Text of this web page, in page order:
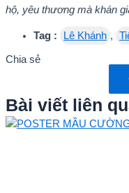
hộ, yêu thương mà khán
Tag : Lê Khánh ,
Chia sẻ
Bài viết liên